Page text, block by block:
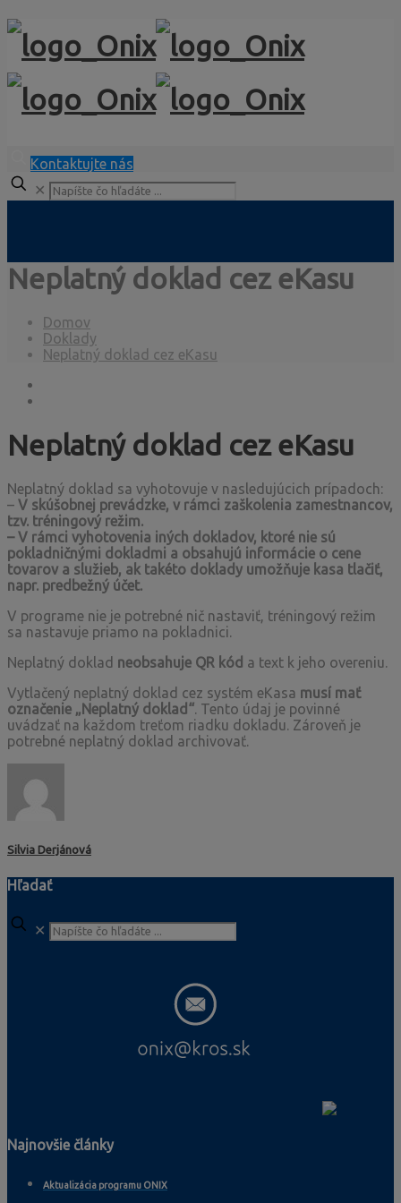
Kontaktujte nás
✕
Neplatný doklad cez eKasu
Domov
Doklady
Neplatný doklad cez eKasu
Neplatný doklad cez eKasu
Neplatný doklad sa vyhotovuje v nasledujúcich prípadoch:
– V skúšobnej prevádzke, v rámci zaškolenia zamestnancov,
tzv. tréningový režim.
– V rámci vyhotovenia iných dokladov, ktoré nie sú
pokladničnými dokladmi a obsahujú informácie o cene
tovarov a služieb, ak takéto doklady umožňuje kasa tlačiť,
napr. predbežný účet.
V programe nie je potrebné nič nastaviť, tréningový režim
sa nastavuje priamo na pokladnici.
Neplatný doklad neobsahuje QR kód a text k jeho overeniu.
Vytlačený neplatný doklad cez systém eKasa musí mať
označenie „Neplatný doklad“. Tento údaj je povinné
uvádzať na každom treťom riadku dokladu. Zároveň je
potrebné neplatný doklad archivovať.
Silvia Derjánová
Hľadať
✕
Najnovšie články
Aktualizácia programu ONIX